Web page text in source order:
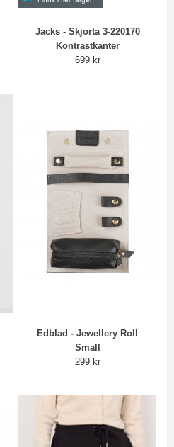
Jacks - Skjorta 3-220170
Kontrastkanter
699 kr
Edblad - Jewellery Roll
Small
299 kr